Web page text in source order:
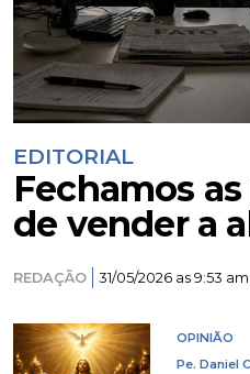
EDITORIAL
Fechamos
de vender a
REDAÇÃO 31/05/2026 as 9:53 am
OPINIÃO
Pe. Daniel